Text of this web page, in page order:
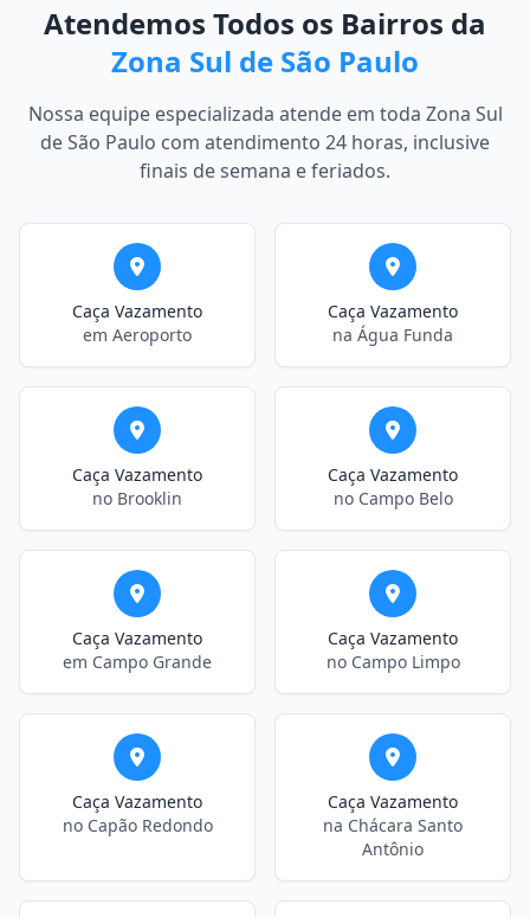
Atendemos Todos os Bairros da
Zona Sul de São Paulo
Nossa equipe especializada atende em toda Zona Sul
de São Paulo com atendimento 24 horas, inclusive
finais de semana e feriados.
Caça Vazamento
em Aeroporto
Caça Vazamento
na Água Funda
Caça Vazamento
no Brooklin
Caça Vazamento
no Campo Belo
Caça Vazamento
em Campo Grande
Caça Vazamento
no Campo Limpo
Caça Vazamento
no Capão Redondo
Caça Vazamento
na Chácara Santo
Antônio